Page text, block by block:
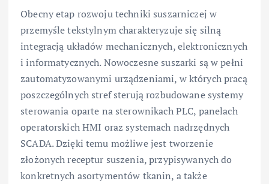
Obecny etap rozwoju techniki suszarniczej w
przemyśle tekstylnym charakteryzuje się silną
integracją układów mechanicznych, elektronicznych
i informatycznych. Nowoczesne suszarki są w pełni
zautomatyzowanymi urządzeniami, w których pracą
poszczególnych stref sterują rozbudowane systemy
sterowania oparte na sterownikach PLC, panelach
operatorskich HMI oraz systemach nadrzędnych
SCADA. Dzięki temu możliwe jest tworzenie
złożonych receptur suszenia, przypisywanych do
konkretnych asortymentów tkanin, a także